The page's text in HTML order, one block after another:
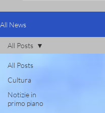
All News
All Posts
Cultura
Notizie in
primo piano
All Posts